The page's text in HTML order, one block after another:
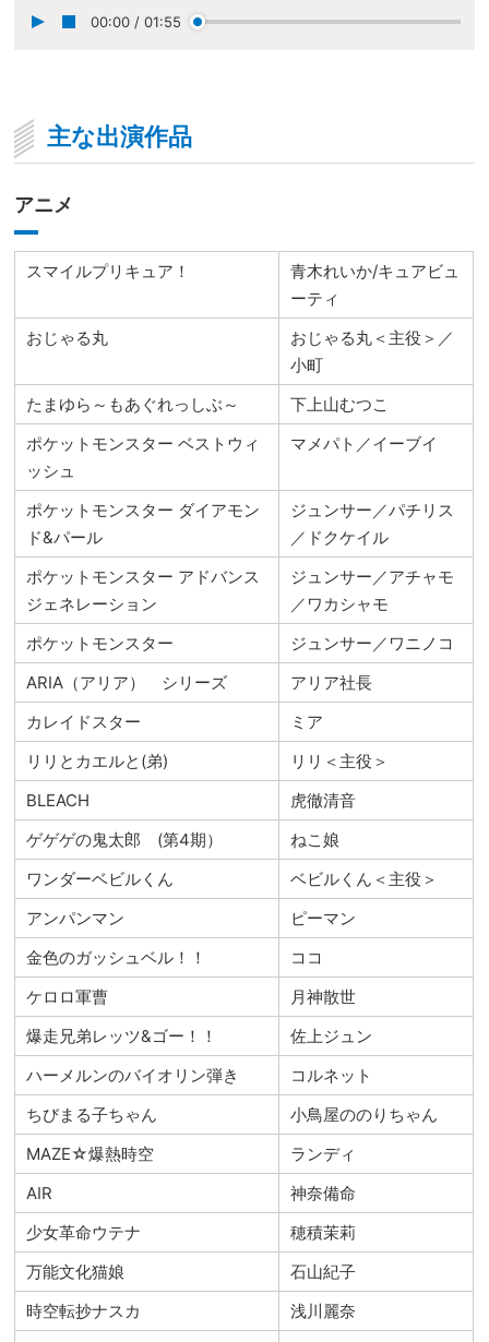
00:00 / 01:55
主な出演作品
アニメ
スマイルプリキュア！
青木れいか/キュアビュ
ーティ
おじゃる丸
おじゃる丸＜主役＞／
小町
たまゆら～もあぐれっしぶ～
下上山むつこ
ポケットモンスター ベストウィ
ッシュ
マメパト／イーブイ
ポケットモンスター ダイアモン
ド&パール
ジュンサー／パチリス
／ドクケイル
ポケットモンスター アドバンス
ジェネレーション
ジュンサー／アチャモ
／ワカシャモ
ポケットモンスター
ジュンサー／ワニノコ
ARIA（アリア） シリーズ
アリア社長
カレイドスター
ミア
リリとカエルと(弟)
リリ＜主役＞
BLEACH
虎徹清音
ゲゲゲの鬼太郎 (第4期）
ねこ娘
ワンダーベビルくん
ベビルくん＜主役＞
アンパンマン
ピーマン
金色のガッシュベル！！
ココ
ケロロ軍曹
月神散世
爆走兄弟レッツ&ゴー！！
佐上ジュン
ハーメルンのバイオリン弾き
コルネット
ちびまる子ちゃん
小鳥屋ののりちゃん
MAZE☆爆熱時空
ランディ
AIR
神奈備命
少女革命ウテナ
穂積茉莉
万能文化猫娘
石山紀子
時空転抄ナスカ
浅川麗奈